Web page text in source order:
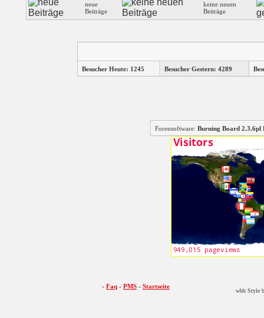
neue
Beiträge
keine neuen
Beiträge
Besucher Heute: 1245 Besucher Gestern: 4289
Forensoftware: Burning Board
- Faq - PMS - Startseite
wbb Style